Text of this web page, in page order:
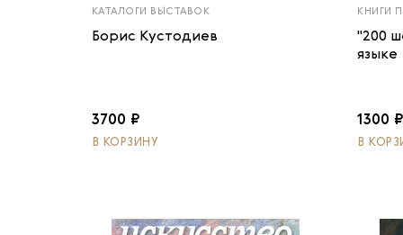
КАТАЛОГИ ВЫСТАВОК
Борис Кустодиев
3700 ₽
В КОРЗИНУ
КНИГИ
"200
языке
1300 ₽
В